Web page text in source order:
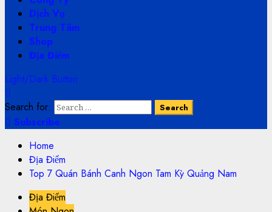
Dịch Vụ
Trung Tâm
Shop
Địa Điểm
Light/Dark Button
Search for:
Subscribe
Home
Địa Điểm
Top 7 Quán Bánh Canh Ngon Tam Kỳ Quảng Nam
Địa Điểm